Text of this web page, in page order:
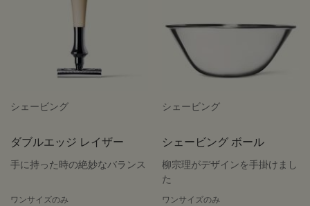
シェービング
ダブルエッジ レイザー
手に持った時の絶妙なバランス
ワンサイズのみ
シェービング
シェービング ボール
柳宗理がデザインを手掛けまし
た
ワンサイズのみ